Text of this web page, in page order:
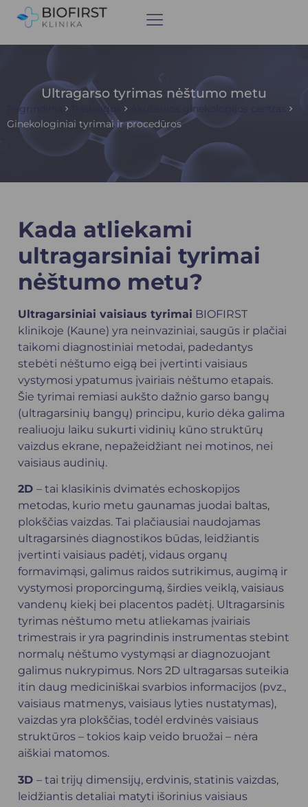
Ultragarso tyrimas nėštumo metu
Pagrindinis Paslaugos
Akušerijos ginekologijos centras
Ginekologiniai tyrimai ir procedūros
Kada atliekami
ultragarsiniai tyrimai
nėštumo metu?
Ultragarsiniai vaisiaus tyrimai BIOFIRST
klinikoje (Kaune) yra neinvaziniai, saugūs ir plačiai
taikomi diagnostiniai metodai, padedantys
stebėti nėštumo eigą bei įvertinti vaisiaus
vystymosi ypatumus įvairiais nėštumo etapais.
Šie tyrimai remiasi aukšto dažnio garso bangų
(ultragarsinių bangų) principu, kurio dėka galima
realiuoju laiku sukurti vidinių kūno struktūrų
vaizdus ekrane, nepažeidžiant nei motinos, nei
vaisiaus audinių.
2D – tai klasikinis dvimatės echoskopijos
metodas, kurio metu gaunamas juodai baltas,
plokščias vaizdas. Tai plačiausiai naudojamas
ultragarsinės diagnostikos būdas, leidžiantis
įvertinti vaisiaus padėtį, vidaus organų
formavimąsi, galimus raidos sutrikimus, augimą ir
vystymosi proporcingumą, širdies veiklą, vaisiaus
vandenų kiekį bei placentos padėtį. Ultragarsinis
tyrimas nėštumo metu atliekamas įvairiais
trimestrais ir yra pagrindinis instrumentas stebint
normalų nėštumo vystymąsi ar diagnozuojant
galimus nukrypimus. Nors 2D ultragarsas suteikia
itin daug mediciniškai svarbios informacijos (pvz.,
vaisiaus matmenys, vaisiaus lyties nustatymas),
vaizdas yra plokščias, todėl erdvinės vaisiaus
struktūros – tokios kaip veido bruožai – nėra
aiškiai matomos.
3D – tai trijų dimensijų, erdvinis, statinis vaizdas,
leidžiantis detaliai matyti išorinius vaisiaus